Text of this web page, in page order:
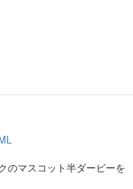
のマスコット半ダービーを